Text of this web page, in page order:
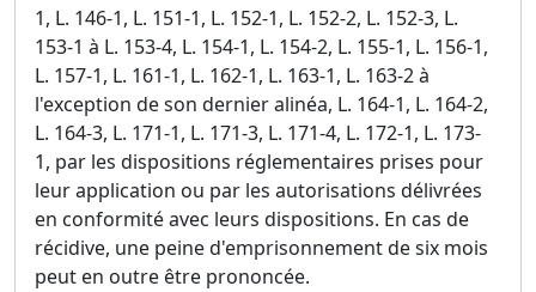
1, L. 146-1, L. 151-1, L. 152-1, L. 152-2, L. 152-3, L.
153-1 à L. 153-4, L. 154-1, L. 154-2, L. 155-1, L. 156-1,
L. 157-1, L. 161-1, L. 162-1, L. 163-1, L. 163-2 à
l'exception de son dernier alinéa, L. 164-1, L. 164-2,
L. 164-3, L. 171-1, L. 171-3, L. 171-4, L. 172-1, L. 173-
1, par les dispositions réglementaires prises pour
leur application ou par les autorisations délivrées
en conformité avec leurs dispositions. En cas de
récidive, une peine d'emprisonnement de six mois
peut en outre être prononcée.